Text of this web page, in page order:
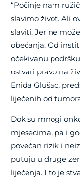
“Počinje nam
slavimo život. Ali
slaviti. Jer ne
obećanja. Od
očekivanu
ostvari pravo na
Enida Glušac,
liječenih od
Dok su mnogi
mjesecima, pa i
povećan rizik i
putuju u druge
liječenja. I to je